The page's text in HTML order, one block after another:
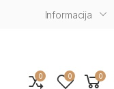
Informacija
0 0 0